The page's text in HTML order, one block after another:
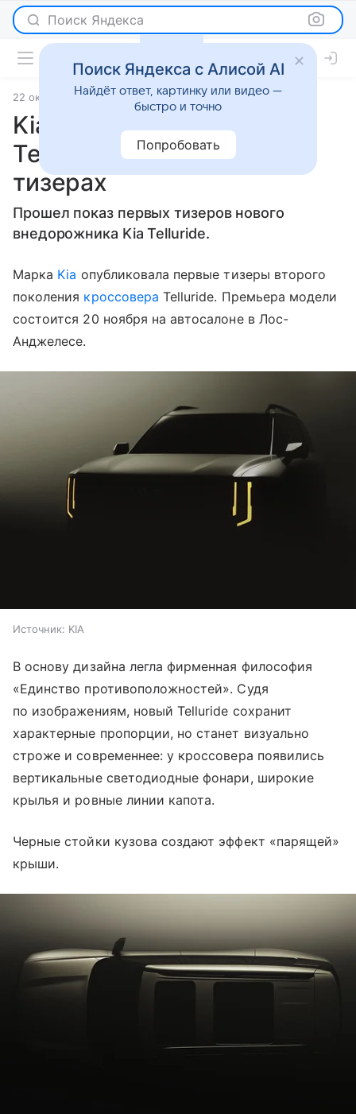
Поиск Яндекса
22 октября 2025 источник:Российская газета Новости
Kia показала новый
Telluride на официальных
тизерах
Прошел показ первых тизеров нового
внедорожника Kia Telluride.
Марка Kia опубликовала первые тизеры второго
поколения кроссовера Telluride. Премьера модели
состоится 20 ноября на автосалоне в Лос-
Анджелесе.
Источник: KIA
В основу дизайна легла фирменная философия
«Единство противоположностей». Судя
по изображениям, новый Telluride сохранит
характерные пропорции, но станет визуально
строже и современнее: у кроссовера появились
вертикальные светодиодные фонари, широкие
крылья и ровные линии капота.
Черные стойки кузова создают эффект «парящей»
крыши.
Поиск Яндекса с Алисой AI
Найдёт ответ, картинку или видео —
быстро и точно
Попробовать